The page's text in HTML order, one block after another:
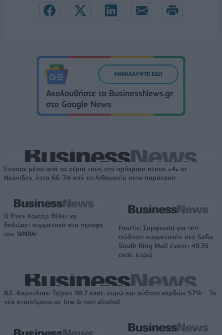
Έχασαν μέσα από τα χέρια τους την πρόκριση στους «4» οι
Νεάνιδες, ήττα 66-74 από τη Λιθουανία στην παράταση
Ο Ένες Καντέρ θέλει να
δηλώσει συμμετοχή στο ντραφτ
του WNBA!
Fourlis: Συμφωνία για την
πώληση συμμετοχής στο Sofia
South Ring Mall έναντι 49,35
εκατ. ευρώ
Β.Σ. Καρούλιας: Τζίρος 98,7 εκατ. ευρώ και αύξηση κερδών 57% - Τα
νέα στοιχήματα σε low & non alcohol